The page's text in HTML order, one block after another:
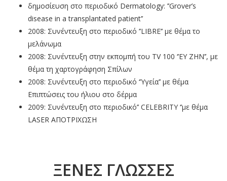
δηµοσίευση στο περιοδικό Dermatology: ’’Grover’s
disease in a transplantated patient’’
2008: Συνέντευξη στο περιοδικό ’’LIBRE’’ µε θέµα το
µελάνωµα
2008: Συνέντευξη στην εκποµπή του ΤV 100 ‘’ΕΥ ΖΗΝ’’, µε
θέµα τη χαρτογράφηση Σπίλων
2008: Συνέντευξη στο περιοδικό ‘’Υγεία’’ µε θέµα
Επιπτώσεις του ήλιου στο δέρµα
2009: Συνέντευξη στο περιοδικό’’ CELEBRITY ‘’µε θέµα
LASER ΑΠΟΤΡΙΧΩΣΗ
ΞΕΝΕΣ ΓΛΩΣΣΕΣ